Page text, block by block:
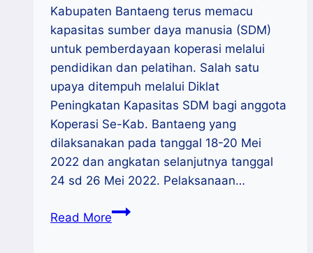
Kabupaten Bantaeng terus memacu
kapasitas sumber daya manusia (SDM)
untuk pemberdayaan koperasi melalui
pendidikan dan pelatihan. Salah satu
upaya ditempuh melalui Diklat
Peningkatan Kapasitas SDM bagi anggota
Koperasi Se-Kab. Bantaeng yang
dilaksanakan pada tanggal 18-20 Mei
2022 dan angkatan selanjutnya tanggal
24 sd 26 Mei 2022. Pelaksanaan…
Read MoreGandeng